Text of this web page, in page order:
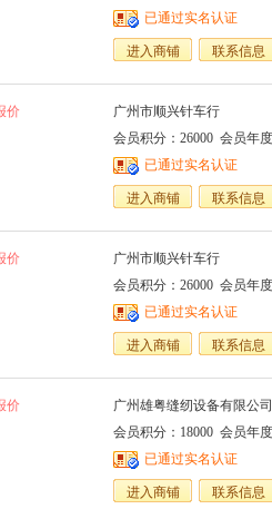
已通过实名认证
进入商铺 联系信息
价
广州市顺兴针车行
会员积分：26000 会员年
已通过实名认证
进入商铺 联系信息
价
广州市顺兴针车行
会员积分：26000 会员年
已通过实名认证
进入商铺 联系信息
价
广州雄粤缝纫设备有限公
会员积分：18000 会员年
已通过实名认证
进入商铺 联系信息